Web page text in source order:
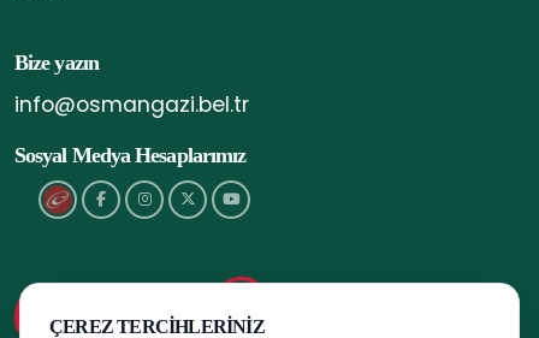
Bize yazın
info@osmangazi.bel.tr
Sosyal Medya Hesaplarımız
ÇEREZ TERCIHLERINIZ